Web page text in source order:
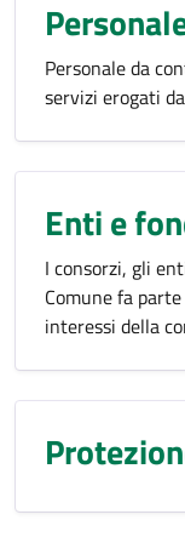
Personale da
servizi erogati
Enti e
I consorzi, gli
Comune fa
interessi della